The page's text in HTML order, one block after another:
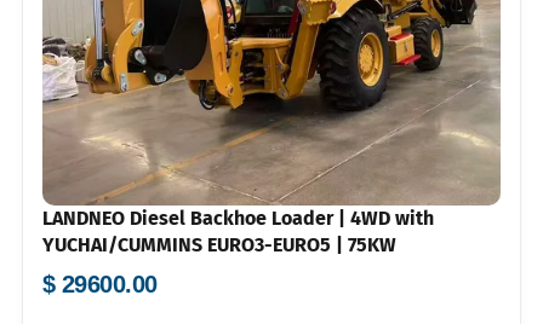
LANDNEO Diesel Backhoe Loader | 4WD with
YUCHAI/CUMMINS EURO3-EURO5 | 75KW
$ 29600.00